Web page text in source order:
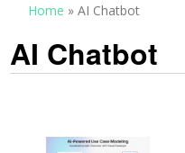
Home »AI Chatbot
AI Chatbot